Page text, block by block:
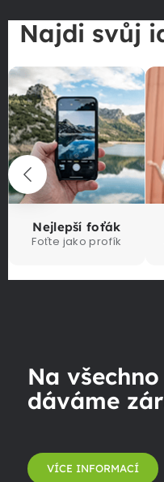
Najdi svůj
Nejlepší foťák
Foťte jako profík
Na
dáváme
VÍCE INFORMACÍ